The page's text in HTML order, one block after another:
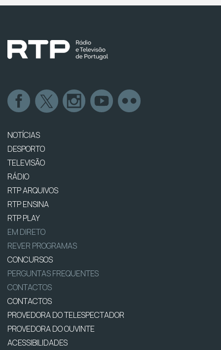
NOTÍCIAS
DESPORTO
TELEVISÃO
RÁDIO
RTP ARQUIVOS
RTP ENSINA
RTP PLAY
EM DIRETO
REVER PROGRAMAS
CONCURSOS
PERGUNTAS FREQUENTES
CONTACTOS
CONTACTOS
PROVEDORA DO TELESPECTADOR
PROVEDORA DO OUVINTE
ACESSIBILIDADES